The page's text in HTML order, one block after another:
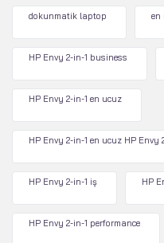
dokunmatik laptop en
HP Envy 2-in-1 business
HP Envy 2-in-1 en ucuz
HP Envy 2-in-1 en ucuz HP Envy
HP Envy 2-in-1 iş HP
HP Envy 2-in-1 performance